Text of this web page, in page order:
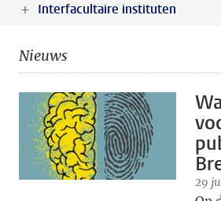
Interfacultaire instituten
Nieuws
29